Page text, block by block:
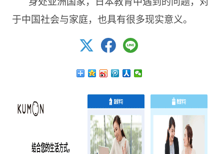
于中国社会与家庭，也具有很多现实意义。